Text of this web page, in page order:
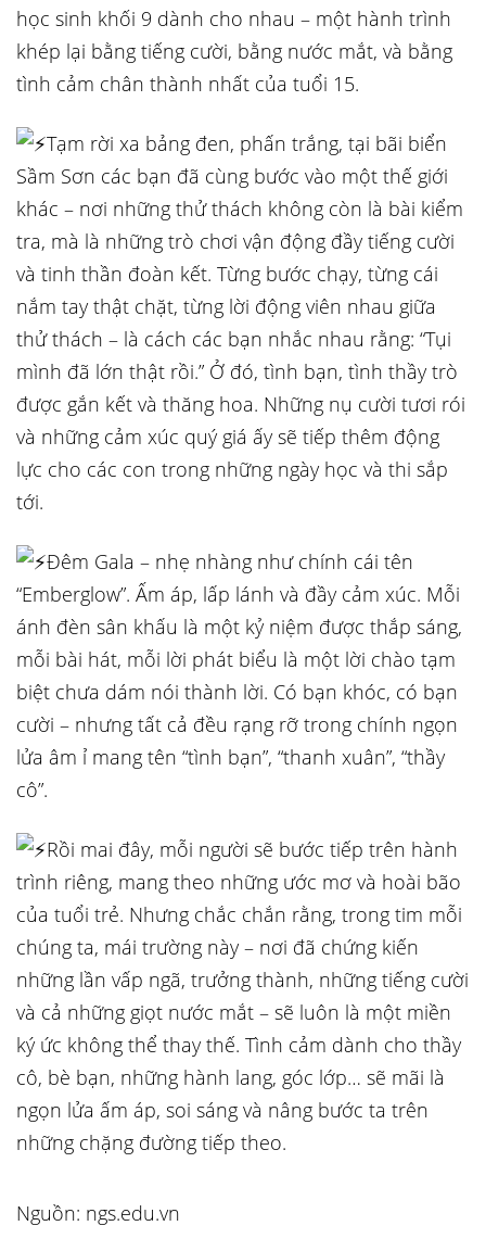
học sinh khối 9 dành cho nhau – một hành trình
khép lại bằng tiếng cười, bằng nước mắt, và bằng
tình cảm chân thành nhất của tuổi 15.
Tạm rời xa bảng đen, phấn trắng, tại bãi biển
Sầm Sơn các bạn đã cùng bước vào một thế giới
khác – nơi những thử thách không còn là bài kiểm
tra, mà là những trò chơi vận động đầy tiếng cười
và tinh thần đoàn kết. Từng bước chạy, từng cái
nắm tay thật chặt, từng lời động viên nhau giữa
thử thách – là cách các bạn nhắc nhau rằng: “Tụi
mình đã lớn thật rồi.” Ở đó, tình bạn, tình thầy trò
được gắn kết và thăng hoa. Những nụ cười tươi rói
và những cảm xúc quý giá ấy sẽ tiếp thêm động
lực cho các con trong những ngày học và thi sắp
tới.
Đêm Gala – nhẹ nhàng như chính cái tên
“Emberglow”. Ấm áp, lấp lánh và đầy cảm xúc. Mỗi
ánh đèn sân khấu là một kỷ niệm được thắp sáng,
mỗi bài hát, mỗi lời phát biểu là một lời chào tạm
biệt chưa dám nói thành lời. Có bạn khóc, có bạn
cười – nhưng tất cả đều rạng rỡ trong chính ngọn
lửa âm ỉ mang tên “tình bạn”, “thanh xuân”, “thầy
cô”.
Rồi mai đây, mỗi người sẽ bước tiếp trên hành
trình riêng, mang theo những ước mơ và hoài bão
của tuổi trẻ. Nhưng chắc chắn rằng, trong tim mỗi
chúng ta, mái trường này – nơi đã chứng kiến
những lần vấp ngã, trưởng thành, những tiếng cười
và cả những giọt nước mắt – sẽ luôn là một miền
ký ức không thể thay thế. Tình cảm dành cho thầy
cô, bè bạn, những hành lang, góc lớp… sẽ mãi là
ngọn lửa ấm áp, soi sáng và nâng bước ta trên
những chặng đường tiếp theo.
Nguồn: ngs.edu.vn